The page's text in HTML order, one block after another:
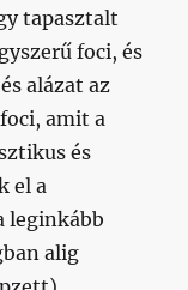
tapasztalt
foci, és
alázat az
amit a
és
el a
leginkább
alig